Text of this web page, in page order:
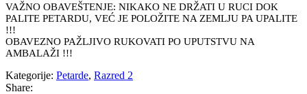
VAŽNO OBAVEŠTENJE: NIKAKO NE DRŽATI U RUCI DOK
PALITE PETARDU, VEĆ JE POLOŽITE NA ZEMLJU PA UPALITE
!!!
OBAVEZNO PAŽLJIVO RUKOVATI PO UPUTSTVU NA
AMBALAŽI !!!
Kategorije: Petarde, Razred 2
Share: